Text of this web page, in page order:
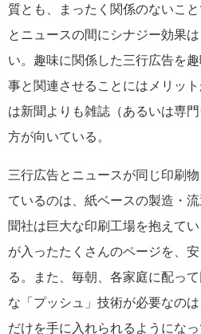
質とも、まったく関係のないこ
とニュースの間にシナジー効果
い。趣味に関係した三行広告を
事と関連させることにはメリッ
は新聞よりも雑誌（あるいは専
方が向いている。
三行広告とニュースが同じ印刷
ているのは、紙ベースの製造・
聞社は巨大な印刷工場を抱えて
が入ったたくさんのページを、
る。また、毎朝、各家庭に配っ
な「プッシュ」技術が必要なの
だけを手に入れられるようにな